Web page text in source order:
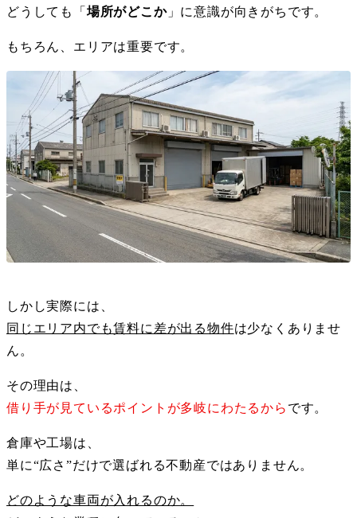
どうしても「 場所がどこか」に意識が向きがちです。
もちろん、エリアは重要です。
しかし実際には、
同じエリア内でも賃料に差が出る物件は少なくありませ
ん。
その理由は、
借り手が見ているポイントが多岐にわたるから です。
倉庫や工場は、
単に“広さ”だけで選ばれる不動産ではありません。
どのような車両が入れるのか。